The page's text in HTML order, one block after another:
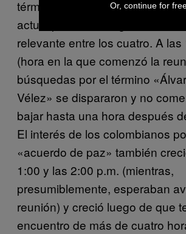
términos seleccionado, mientras
actual presidente sigue siendo
relevante entre los cuatro. A las
(hora en la que comenzó la
búsquedas por el término
Vélez» se dispararon y no
bajar hasta una hora después
El interés de los colombianos
«acuerdo de paz» también
1:00 y las 2:00 p.m. (mientras,
presumiblemente, esperaban
reunión) y creció luego de que
encuentro de más de cuatro
Or, continue for